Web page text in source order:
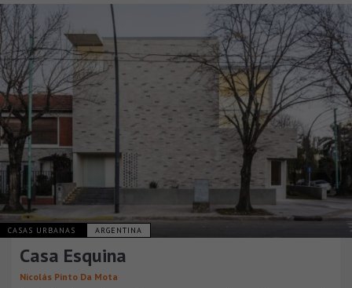
CASAS URBANAS ARGENTINA
Casa Esquina
Nicolás Pinto Da Mota